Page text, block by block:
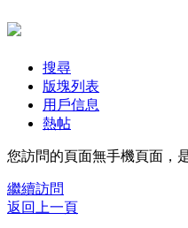
搜尋
版塊列表
用戶信息
熱帖
您訪問的頁面無手機頁面，
繼續訪問
返回上一頁